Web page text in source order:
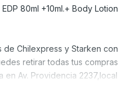
80ml +10ml.+ Body Lotion
de Chilexpress y Starken con
retirar todas tus compras
en Av. Providencia 2237,local